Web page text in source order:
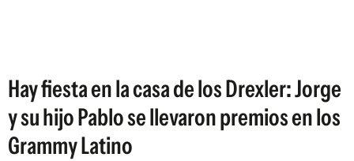
Hay fiesta en la casa de los Drexler: Jorge
y su hijo Pablo se llevaron premios en los
Grammy Latino